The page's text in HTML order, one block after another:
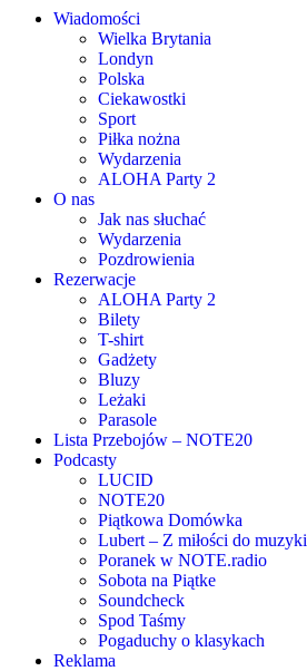
Wiadomości
Wielka Brytania
Londyn
Polska
Ciekawostki
Sport
Piłka nożna
Wydarzenia
ALOHA Party 2
O nas
Jak nas słuchać
Wydarzenia
Pozdrowienia
Rezerwacje
ALOHA Party 2
Bilety
T-shirt
Gadżety
Bluzy
Leżaki
Parasole
Lista Przebojów – NOTE20
Podcasty
LUCID
NOTE20
Piątkowa Domówka
Lubert – Z miłości do muzyki
Poranek w NOTE.radio
Sobota na Piątke
Soundcheck
Spod Taśmy
Pogaduchy o klasykach
Reklama